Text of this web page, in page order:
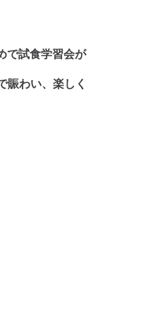
で試食学習会が
賑わい、楽しく